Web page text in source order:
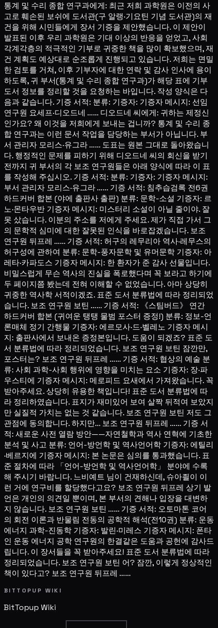
통계 및 수리 종합 연구과에게: 최근 저희 과학원은 이전의 사
고로 훼손된 보쉬에 도서관(구 알랭·기요틴 기념 도서관)의 재
건을 위해 시민들에게 장서 기증을 제안했습니다. 이 제안이
발표된 이후 우리 과학원은 기대 이상의 반응을 얻었고, 사회
각계각층의 적극적인 기부로 귀중한 책을 많이 확보했으며, 재
건 계획도 예상대로 순조롭게 진행되고 있습니다. 저희는 면밀
한 검토를 거쳐, 이후 기부자에 대한 연락 및 감사 인사에 용이
하도록, 귀 부서(통계 및 수리 종합 연구과)가 해당 표에 기부
도서 정보를 정리할 것을 요청하는 바입니다. 작성 양식은 다
음과 같습니다. 기증 서적: 분류: 기증자: 기증자 메시지: 선임
연구원 요세프·디오드네 …… 디오드네 씨에게: 귀하는 제정신
인가요? 왜 이것을 저희에게 보내는 겁니까? 통계 및 수리 종
합 연구과는 이런 문서 작업을 담당하는 부서가 아닙니다. 부
서 관리자 모리스·유그라 …… 도표는 원본 그대로 돌아왔습니
다. 행정적인 문제를 피하기 위해 디오드네 씨의 회신을 받기
전까지 귀 부서의 각 보조 연구원들은 아래 양식에 따라 이 표
를 작성해 주십시오. 기증 서적: 분류: 기증자: 기증자 메시지:
부서 관리자 모리스·유그라 …… 기증 서적: 침추습검록 전6권
하드커버 합본 (야에 출판사 출판) 분류: 문학-소설 기증자: 르
노·몬타우반 기증자 메시지: 미스터리 소설이 아닐 줄이야. 잘
못 샀습니다. 이분의 주소를 저에게 주세요. 제가 직접 가서 그
의 문학적 심미에 대한 잘못된 인식을 바로잡겠습니다. 보조
연구원 뒤프레 …… 기증 서적: 허구의 레무리아 역사·레무스의
허구성에 관하여 분류: 문학-풍자문학 및 유머문학 기증자: 아
레타·카파도스 기증자 메시지: 한 환자가 준 감사 선물입니다.
비밀스럽게 무슨 역사의 진실을 폭로했다며 꼭 보라고 하기에
두 페이지쯤 봤는데 전혀 이해할 수 없었습니다. 아마 상당히
귀중한 역사학 서적이겠죠. 표준 도서 분류법에 따라 정리되었
습니다. 보조 연구원 보틴 …… 기증 서적: 《스팀버드》 연간
하드커버 합본 (귀여운 탱탱 물범 포스터 증정!) 분류: 정보-언
론매체 정기 간행물 기증자: 에르모사·드·벨레노 기증자 메시
지: 출판사에서 보내온 증정본입니다. 도움이 되겠죠? 표준 도
서 분류법에 따라 정리되었습니다. 보조 연구원 보틴 잠깐만,
포스터는? 보조 연구원 뒤프레 …… 기증 서적: 협상의 예술 분
류: 사회 과학-사회 행위에 영향을 미치는 요소 기증자: 장·파
우스티에 기증자 메시지: 메로피드 요새에서 가져왔습니다. 꼭
받아주세요. 상당히 유용한 책입니다! 표준 도서 분류법에 따
라 정리하였습니다. 표지가 재미있어 보여 살짝 뒤적여 보았지
만 실질적 가치는 없는 것 같습니다. 보조 연구원 보틴 저도 그
관점에 동의합니다. 하지만… 보조 연구원 뒤프레 …… 기증 서
적: 새로운 사전 열람 방안——자연철학과 역사 연혁에 기초한
분석 및 사고 분류: 언어-방언학 및 역사언어학 기증자: 에틸리
·베르지에 기증자 메시지: 본 논문은 심의를 통과했습니다. 표
준 절차에 따라 「언어-방언학 및 역사언어학」 분야에 수록
해 주시기 바랍니다. 느비예트 님이 건재하신데, 슈아죌이 이
런 거에 연구비를 할당했다고요? 보조 연구원 뒤프레 상기 발
언은 개인의 의견일 뿐이며, 본 부서의 견해나 입장을 대변하
지 않습니다. 보조 연구원 보틴 …… 기증 서적: 오토마톤 코어
의 회전 이론과 반물림 전동의 공학적 해석(전10권) 분류: 운동
에너지 과학-진동학 기증자: 발린·미레스 기증자 메시지: 폰타
인 운동 에너지 공학 연구원의 한결같은 도움과 공헌에 감사드
립니다. 이 장서들을 꼭 받아주세요! 표준 도서 분류법에 따라
정리되었습니다. 보조 연구원 보틴 어? 잠깐, 이렇게 정상적인
책이 있다고? 보조 연구원 뒤프레 ……
BITTOPUP WIKI
BitTopup Wiki